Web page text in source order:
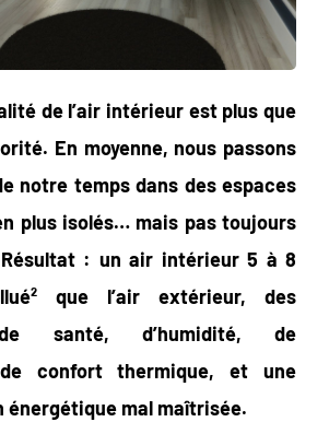
de l’air intérieur est plus que
En moyenne, nous passons
notre temps dans des espaces
plus isolés… mais pas toujours
: un air intérieur 5 à 8
que l’air extérieur, des
santé, d’humidité, de
de confort thermique, et une
énergétique mal maîtrisée.